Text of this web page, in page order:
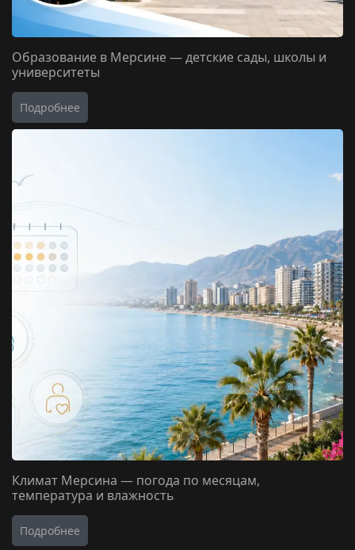
Образование в Мерсине — детские сады, школы и
университеты
Подробнее
Климат Мерсина — погода по месяцам,
температура и влажность
Подробнее